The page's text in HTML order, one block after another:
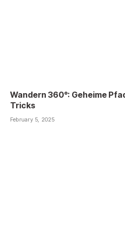
Wandern 360°: Geheime
Tricks
February 5, 2025